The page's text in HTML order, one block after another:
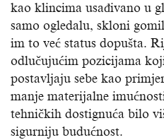
kao klincima usađivano u
samo ogledalu, skloni
im to već status dopušta.
odlučujućim pozicijama
postavljaju sebe kao
manje materijalne
tehničkih dostignuća bilo
sigurniju budućnost.